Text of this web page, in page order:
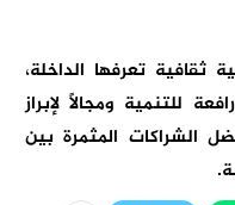
تعرفها الداخلة،
للتنمية ومجالاً لإبراز
الشراكات المثمرة بين